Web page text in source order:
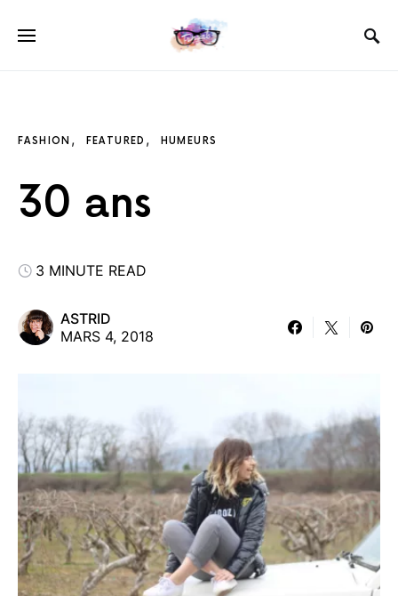
FASHION FEATURED HUMEURS
30 ans
3 MINUTE READ
ASTRID
MARS 4, 2018